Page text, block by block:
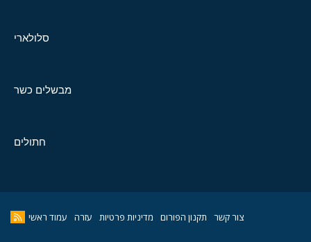
סלולארי
מבשלים כשר
חתולים
צור קשר תקנון הפורום מדיניות פרטיות עזרה עמוד ראשי